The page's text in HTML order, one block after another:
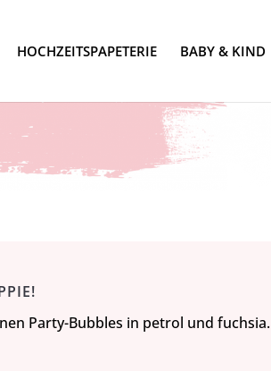
HOCHZEITSPAPETERIE BABY & KIND
Party-Bubbles in petrol und fuchsia.